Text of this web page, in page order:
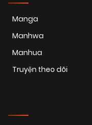
Manga
Manhwa
Manhua
Truyện theo dõi